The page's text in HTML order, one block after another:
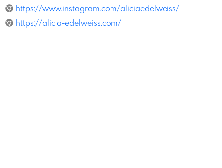
https://www.instagram.com/aliciaedelweiss/
https://alicia-edelweiss.com/
´